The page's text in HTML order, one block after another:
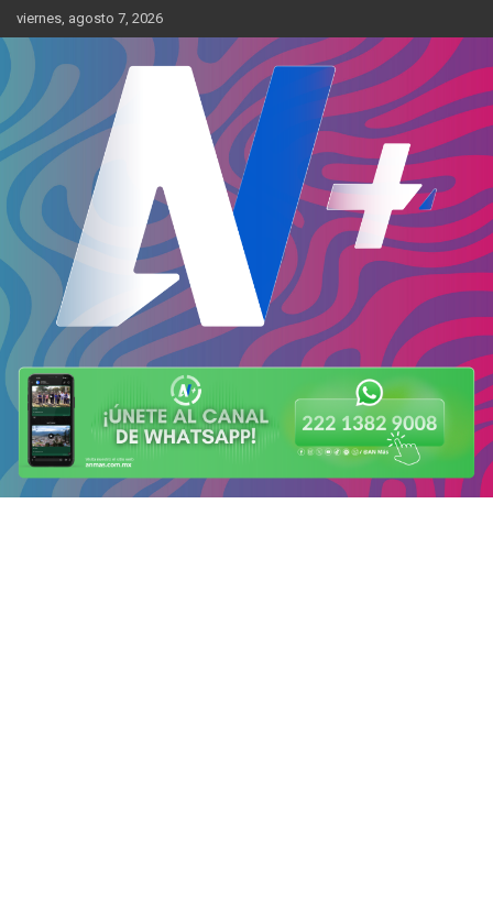
Skip
to
content
viernes, agosto 7, 2026
AN Más
Más cerca de ti